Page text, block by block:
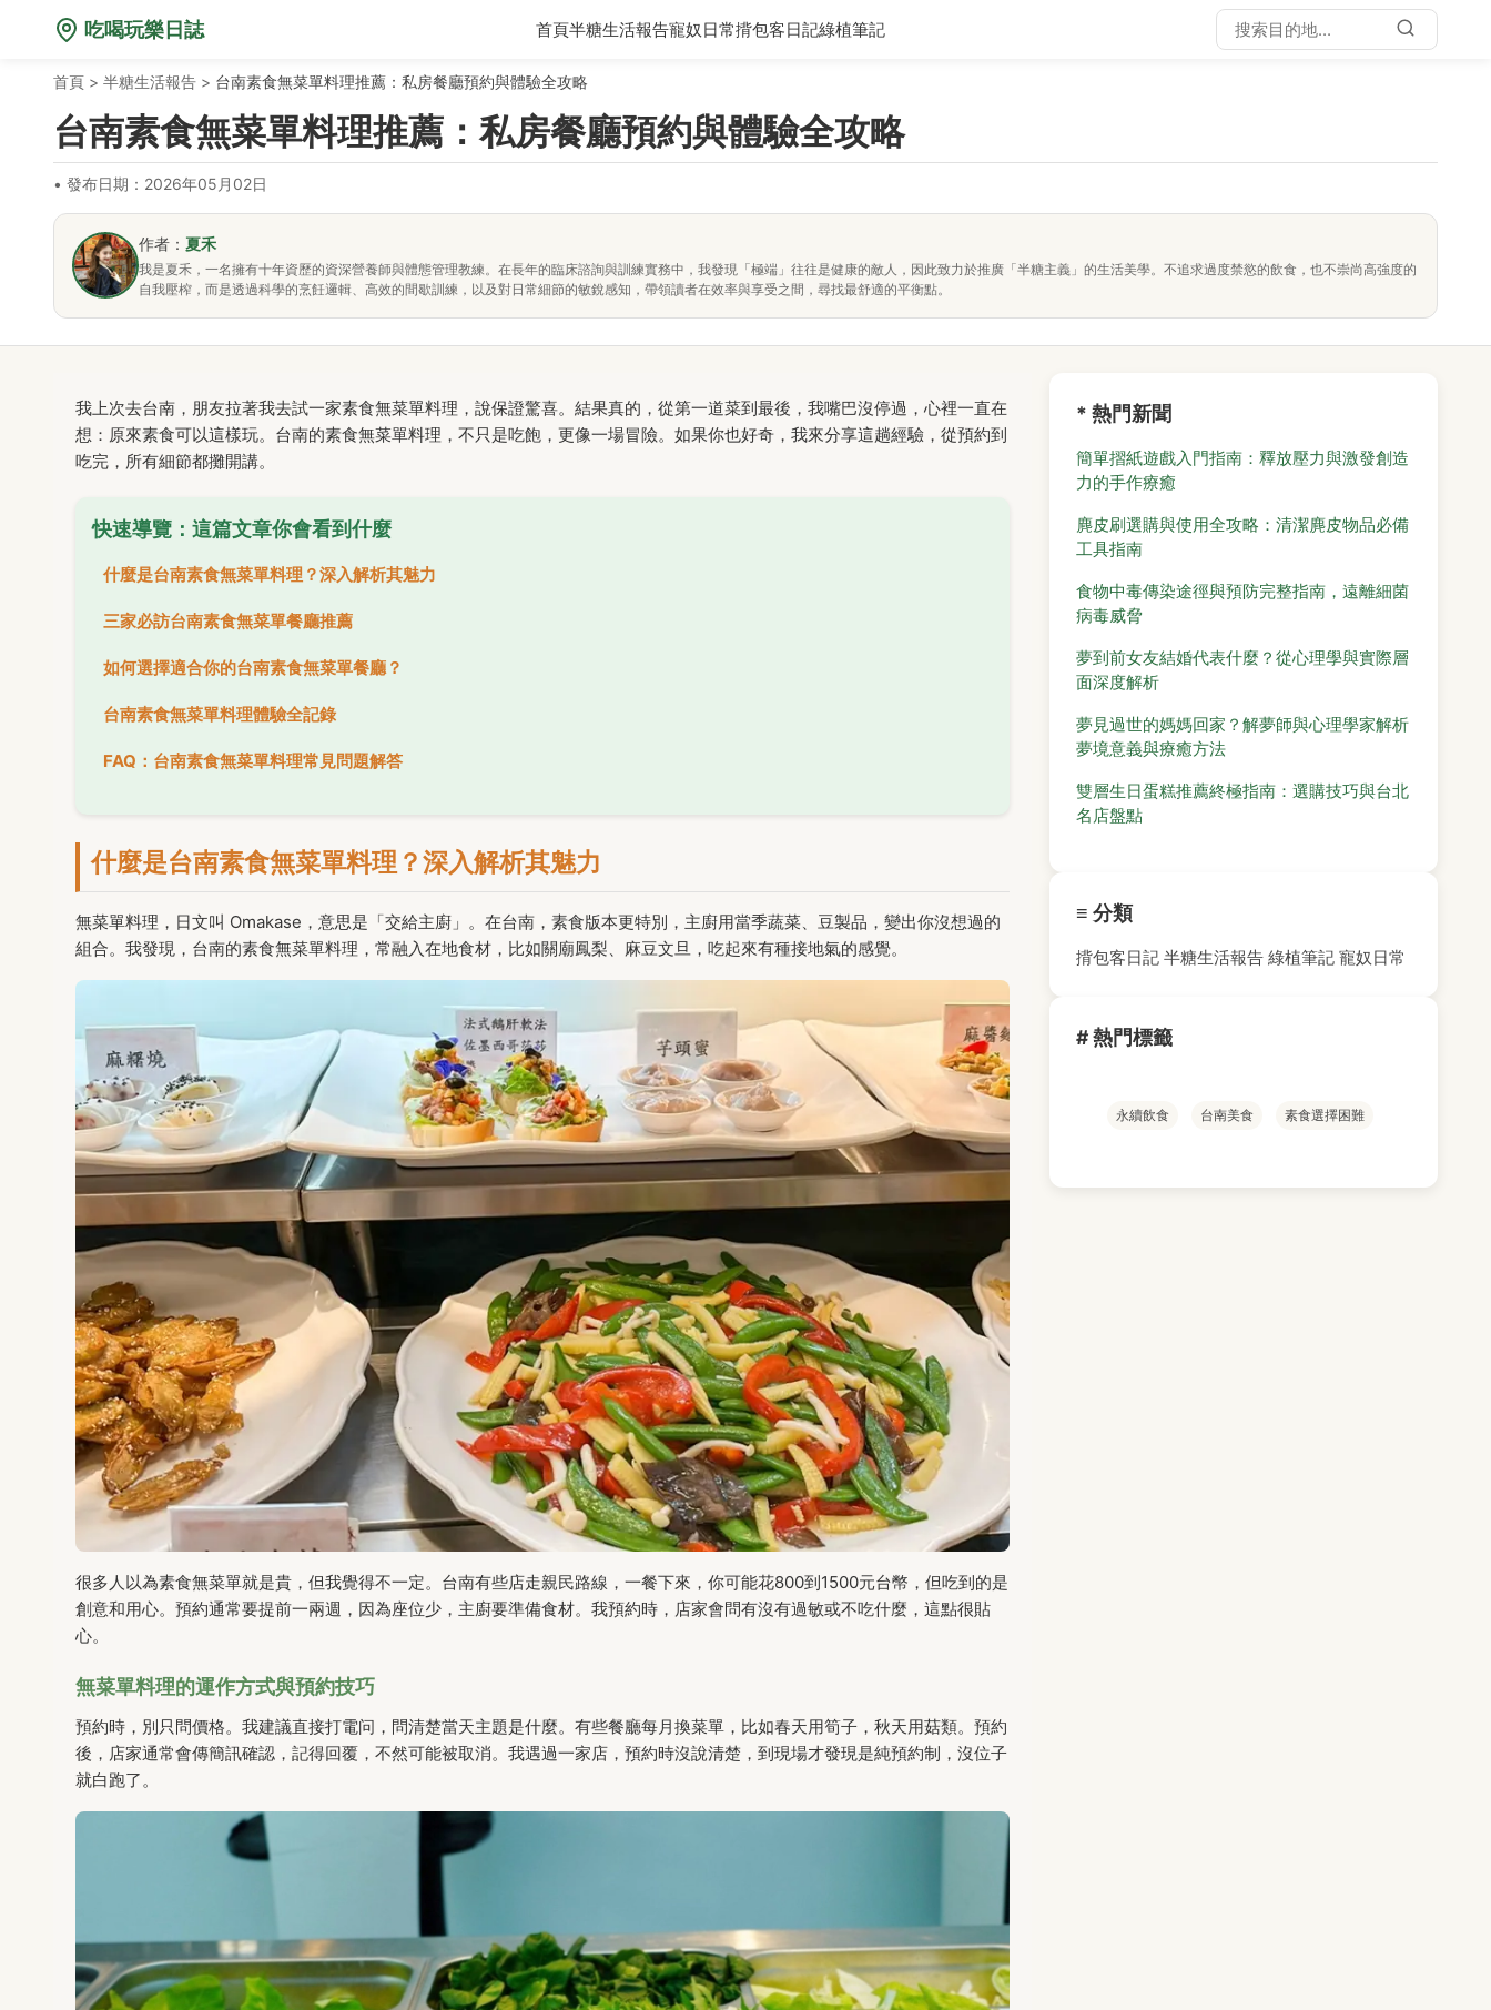
吃喝玩樂日誌 首頁半糖生活報告寵奴日常揹包客日記綠植筆記
首頁 > 半糖生活報告 > 台南素食無菜單料理推薦：私房餐廳預約與體驗全攻略
台南素食無菜單料理推薦：私房餐廳預約與體驗全攻略
• 發布日期：2026年05月02日
作者： 夏禾
我是夏禾，一名擁有十年資歷的資深營養師與體態管理教練。在長年的臨床諮詢與訓練實務中，我發現「極端」往往是健康的敵人，因此致力於推廣「半糖主義」的生活美學。不追求過度禁慾的飲食，也不崇尚高強度的
自我壓榨，而是透過科學的烹飪邏輯、高效的間歇訓練，以及對日常細節的敏銳感知，帶領讀者在效率與享受之間，尋找最舒適的平衡點。
我上次去台南，朋友拉著我去試一家素食無菜單料理，說保證驚喜。結果真的，從第一道菜到最後，我嘴巴沒停過，心裡一直在
想：原來素食可以這樣玩。台南的素食無菜單料理，不只是吃飽，更像一場冒險。如果你也好奇，我來分享這趟經驗，從預約到
吃完，所有細節都攤開講。
快速導覽：這篇文章你會看到什麼
什麼是台南素食無菜單料理？深入解析其魅力
三家必訪台南素食無菜單餐廳推薦
如何選擇適合你的台南素食無菜單餐廳？
台南素食無菜單料理體驗全記錄
FAQ：台南素食無菜單料理常見問題解答
什麼是台南素食無菜單料理？深入解析其魅力
無菜單料理，日文叫 Omakase，意思是「交給主廚」。在台南，素食版本更特別，主廚用當季蔬菜、豆製品，變出你沒想過的
組合。我發現，台南的素食無菜單料理，常融入在地食材，比如關廟鳳梨、麻豆文旦，吃起來有種接地氣的感覺。
很多人以為素食無菜單就是貴，但我覺得不一定。台南有些店走親民路線，一餐下來，你可能花800到1500元台幣，但吃到的是
創意和用心。預約通常要提前一兩週，因為座位少，主廚要準備食材。我預約時，店家會問有沒有過敏或不吃什麼，這點很貼
心。
無菜單料理的運作方式與預約技巧
預約時，別只問價格。我建議直接打電问，問清楚當天主題是什麼。有些餐廳每月換菜單，比如春天用筍子，秋天用菇類。預約
後，店家通常會傳簡訊確認，記得回覆，不然可能被取消。我遇過一家店，預約時沒說清楚，到現場才發現是純預約制，沒位子
就白跑了。
* 熱門新聞
簡單摺紙遊戲入門指南：釋放壓力與激發創造
力的手作療癒
麂皮刷選購與使用全攻略：清潔麂皮物品必備
工具指南
食物中毒傳染途徑與預防完整指南，遠離細菌
病毒威脅
夢到前女友結婚代表什麼？從心理學與實際層
面深度解析
夢見過世的媽媽回家？解夢師與心理學家解析
夢境意義與療癒方法
雙層生日蛋糕推薦終極指南：選購技巧與台北
名店盤點
≡ 分類
揹包客日記 半糖生活報告 綠植筆記 寵奴日常
# 熱門標籤
永續飲食 台南美食 素食選擇困難